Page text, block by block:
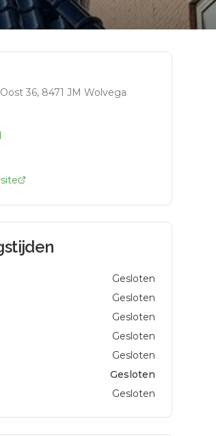
36, 8471 JM Wolvega
Gesloten
Gesloten
Gesloten
Gesloten
Gesloten
Gesloten
Gesloten